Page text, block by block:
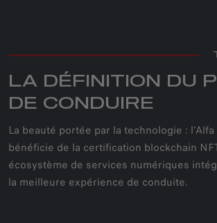
LA DÉFINITION DU
DE CONDUIRE
La beauté portée par la technologie :
bénéficie de la certification blockchain
écosystème de services numériques
la meilleure expérience de conduite.